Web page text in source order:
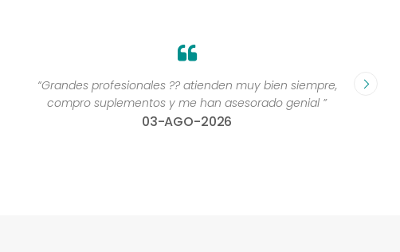
“Grandes profesionales ?? atienden muy bien siempre,
compro suplementos y me han asesorado genial ”
03-AGO-2026